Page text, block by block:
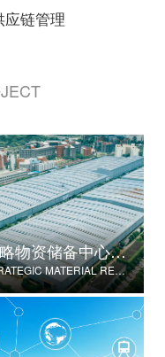
应链管理
战略物资储备中心建设
STRATEGIC MATERIAL RESERVE CENTER CONSTRUCTION